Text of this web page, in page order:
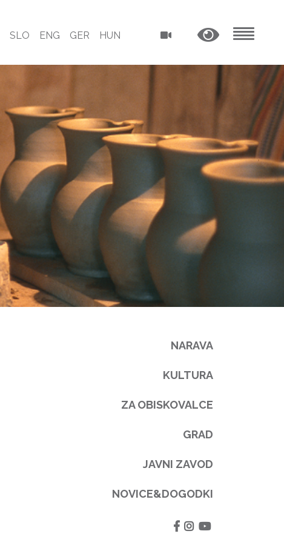
SLO ENG GER HUN
NARAVA
KULTURA
ZA OBISKOVALCE
GRAD
JAVNI ZAVOD
NOVICE&DOGODKI